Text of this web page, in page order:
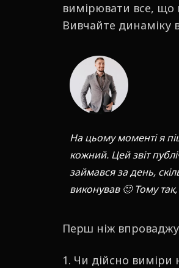
вимірювати все, що
Вивчайте динаміку
На цьому моменті я
кожний. Цей звіт
займався за день,
виконував 🙂 Тому
Перш ніж
1. Чи дійсно виміри